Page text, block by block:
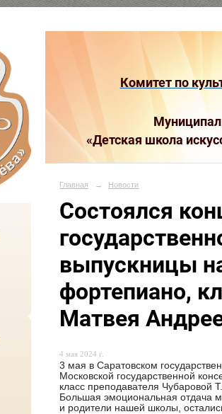
Комитет по
«Детская школа
Главная → Новости
Состоялся
выпускницы
фортепиано,
Матвея
4 мая 2024 г.
3 мая в Саратовском
Московской государственной
класс преподавателя Чубаровой
Большая эмоциональная отдача
и родители нашей школы,